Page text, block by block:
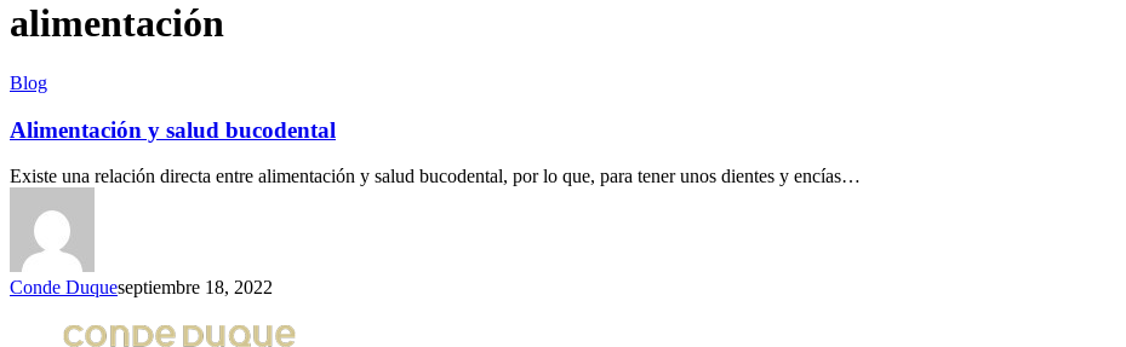
alimentación
Blog
Alimentación y salud bucodental
Existe una relación directa entre alimentación y salud bucodental, por lo que, para tener unos dientes y encías…
Conde Duqueseptiembre 18, 2022